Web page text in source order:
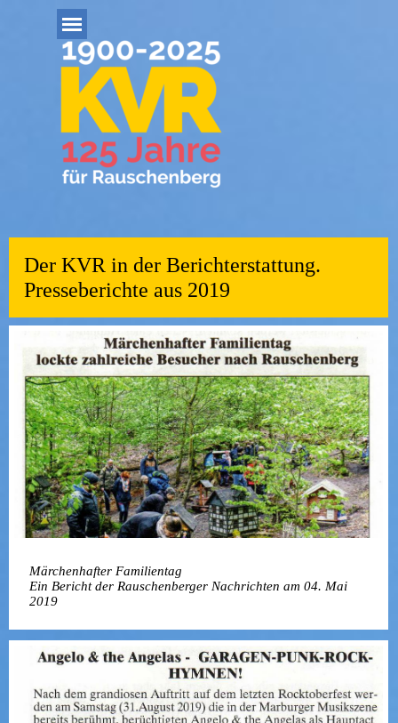
Direkt zum Seiteninhalt
Der KVR in der Berichterstattung.
Presseberichte aus 2019
Märchenhafter Familientag
Ein Bericht der Rauschenberger Nachrichten am 04. Mai
2019